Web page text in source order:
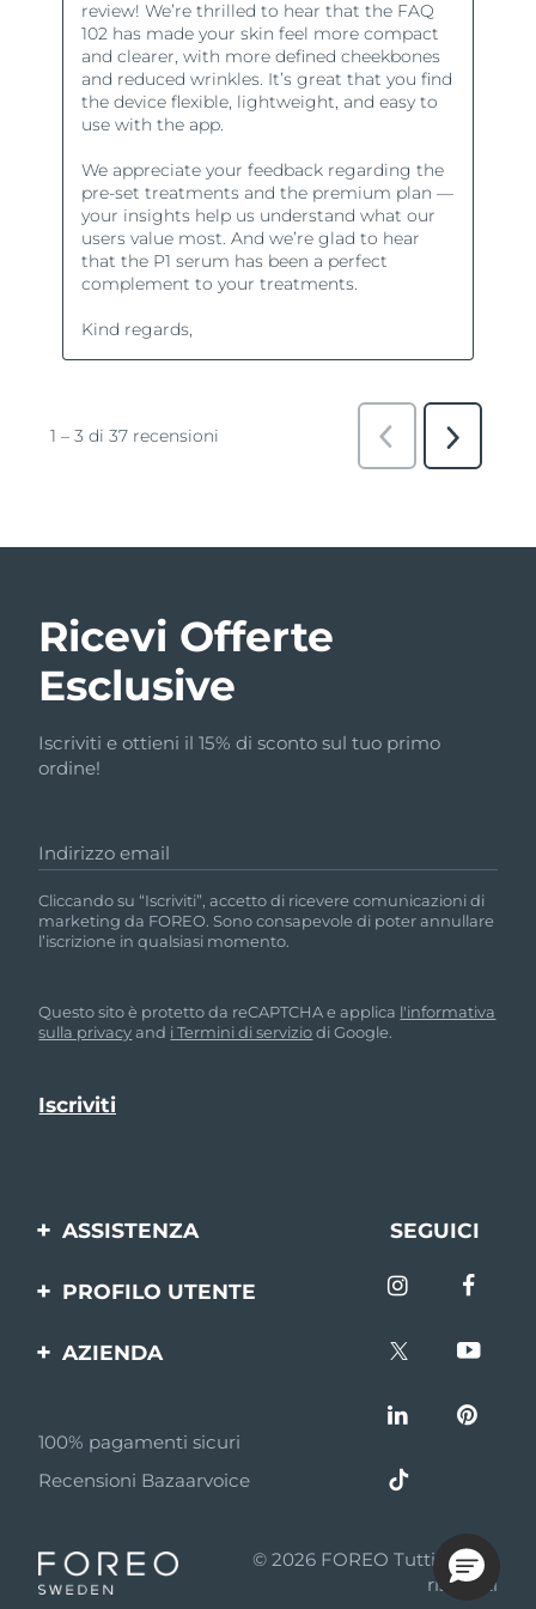
Ricevi Offerte
Esclusive
Iscriviti e ottieni il 15% di sconto sul tuo primo
ordine!
Indirizzo email
Cliccando su “Iscriviti”, accetto di ricevere comunicazioni di
marketing da FOREO. Sono consapevole di poter annullare
l’iscrizione in qualsiasi momento.
Questo sito è protetto da reCAPTCHA e applica l'informativa
sulla privacyand i Termini di serviziodi Google.
ASSISTENZA
Contattaci
batteria
SEGUICI
PROFILO UTENTE
prodotto
AZIENDA
Affiliazione
Notizie di affiliazione
Rivenditori
100% pagamenti sicuri
Recensioni Bazaarvoice
© 2026 FOREO Tutti i diritti
riservati